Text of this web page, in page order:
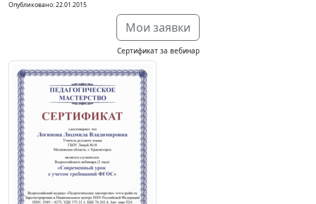
Опубликовано: 22.01.2015
Мои заявки
Сертификат за вебинар